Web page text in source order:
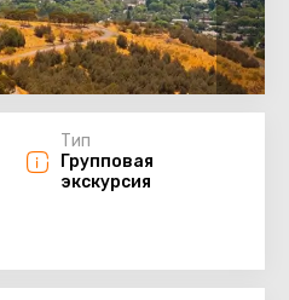
Тип
Групповая
экскурсия